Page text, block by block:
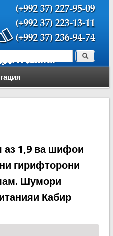
поиска Поиск
аз 1,9 ва шифои
гирифторони
Шумори
Кабир